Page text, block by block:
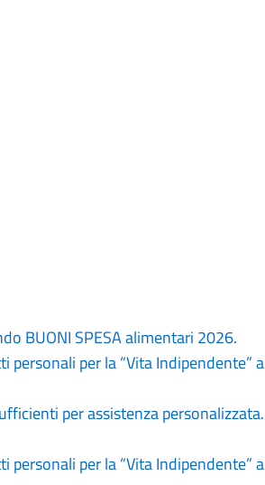
BUONI SPESA alimentari 2026.
personali per la “Vita Indipendente” a
per assistenza personalizzata.
personali per la “Vita Indipendente” a